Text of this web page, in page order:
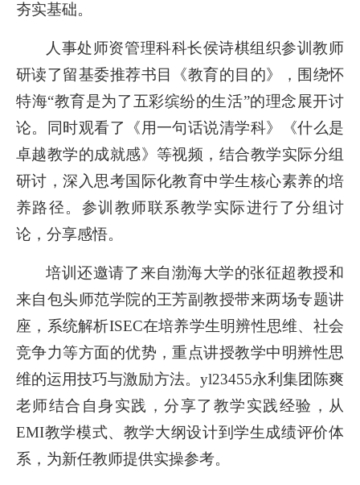
夯实基础。
人事处师资管理科科长侯诗棋组织参训教师
研读了留基委推荐书目《教育的目的》，围绕怀
特海“教育是为了五彩缤纷的生活”的理念展开讨
论。同时观看了《用一句话说清学科》《什么是
卓越教学的成就感》等视频，结合教学实际分组
研讨，深入思考国际化教育中学生核心素养的培
养路径。参训教师联系教学实际进行了分组讨
论，分享感悟。
培训还邀请了来自渤海大学的张征超教授和
来自包头师范学院的王芳副教授带来两场专题讲
座，系统解析ISEC在培养学生明辨性思维、社会
竞争力等方面的优势，重点讲授教学中明辨性思
维的运用技巧与激励方法。yl23455永利集团陈爽
老师结合自身实践，分享了教学实践经验，从
EMI教学模式、教学大纲设计到学生成绩评价体
系，为新任教师提供实操参考。